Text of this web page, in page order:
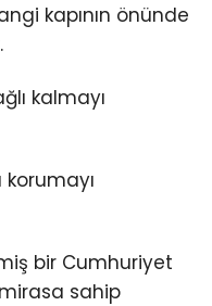
kapının önünde
kalmayı
bir Cumhuriyet
sahip